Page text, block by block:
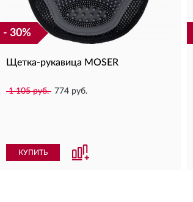
- 30%
Щетка-рукавица MOSER
1 105 руб. 774 руб.
КУПИТЬ